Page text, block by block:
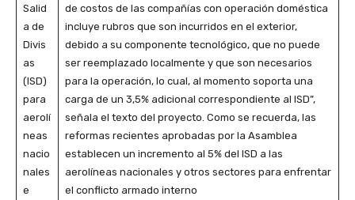
Salid
a de
Divis
as
(ISD)
para
aerolí
neas
nacio
nales
e
de costos de las compañías con operación doméstica
incluye rubros que son incurridos en el exterior,
debido a su componente tecnológico, que no puede
ser reemplazado localmente y que son necesarios
para la operación, lo cual, al momento soporta una
carga de un 3,5% adicional correspondiente al ISD”,
señala el texto del proyecto. Como se recuerda, las
reformas recientes aprobadas por la Asamblea
establecen un incremento al 5% del ISD a las
aerolíneas nacionales y otros sectores para enfrentar
el conflicto armado interno